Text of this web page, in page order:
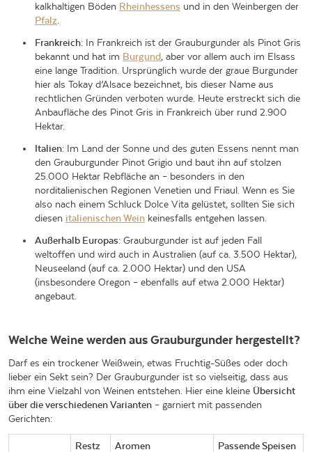
kalkhaltigen Böden Rheinhessens und in den Weinbergen der
Pfalz
Frankreich: In Frankreich ist der Grauburgunder als Pinot Gris
bekannt und hat im Burgund, aber vor allem auch im Elsass
eine lange Tradition. Ursprünglich wurde der graue Burgunder
hier als Tokay d’Alsace bezeichnet, bis dieser Name aus
rechtlichen Gründen verboten wurde. Heute erstreckt sich die
Anbaufläche des Pinot Gris in Frankreich über rund 2.900
Hektar.
Italien: Im Land der Sonne und des guten Essens nennt man
den Grauburgunder Pinot Grigio und baut ihn auf stolzen
25.000 Hektar Rebfläche an – besonders in den
norditalienischen Regionen Venetien und Friaul. Wenn es Sie
also nach einem Schluck Dolce Vita gelüstet, sollten Sie sich
diesen italienischen Wein keinesfalls entgehen lassen.
Außerhalb Europas: Grauburgunder ist auf jeden Fall
weltoffen und wird auch in Australien (auf ca. 3.500 Hektar),
Neuseeland (auf ca. 2.000 Hektar) und den USA
(insbesondere Oregon – ebenfalls auf etwa 2.000 Hektar)
angebaut.
Welche Weine werden aus Grauburgunder hergestellt?
Darf es ein trockener Weißwein, etwas Fruchtig-Süßes oder doch
lieber ein Sekt sein? Der Grauburgunder ist so vielseitig, dass aus
ihm eine Vielzahl von Weinen entstehen. Hier eine kleine Übersicht
über die verschiedenen Varianten – garniert mit passenden
Gerichten:
Restz
Aromen Passende Speisen